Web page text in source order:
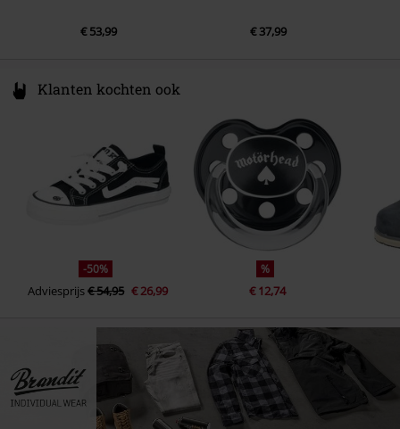
€ 53,99 € 37,99
Klanten kochten ook
-50%
Adviesprijs€ 54,95 € 26,99
%
€ 12,74